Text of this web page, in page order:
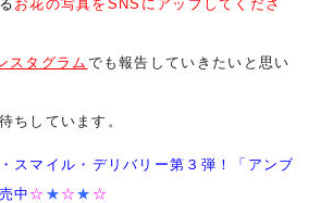
お花の写真をSNSにアップしてくださ
スタグラム でも報告していきたいと思い
ちしています。
スマイル・デリバリー第３弾！
「アンブ
中 ☆ ★ ☆ ★ ☆